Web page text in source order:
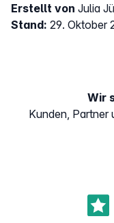
Erstellt von Julia
Stand: 29. Oktober
Wir
Kunden, Partner